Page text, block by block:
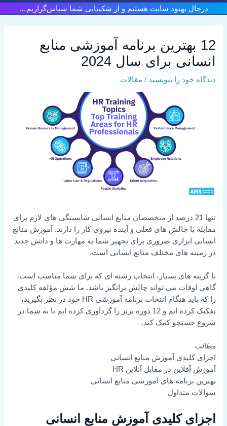
پرش
به
درحال بهبود سایت هستیم و از شکیبایی شما سپاس‌گزاریم…
12 بهترین برنامه آموزشی منابع
انسانی برای سال 2024
دیدگاه‌ خود را بنویسید / مقالات
تنها 21 درصد از متخصصان منابع انسانی شایستگی های لازم برای
مقابله با چالش های فعلی و آینده نیروی کار را دارند. آموزش منابع
انسانی ابزاری ضروری برای تجهیز شما به مهارت ها و دانش جدید
در زمینه های مختلف منابع انسانی است.
با گزینه های بسیار، انتخاب رشته ای که برای شما مناسب است،
گاهی اوقات می تواند چالش برانگیز باشد. ما شش مؤلفه کلیدی
را که باید هنگام انتخاب برنامه آموزشی HR خود در نظر بگیرید،
تفکیک کرده ایم و 12 دوره برتر را گردآوری کرده ایم تا به شما در
شروع جستجو کمک کند.
مطالب
اجزای کلیدی آموزش منابع انسانی
آموزش آفلاین در مقابل آنلاین HR
بهترین برنامه های آموزشی منابع انسانی
سوالات متداول
اجزای کلیدی آموزش منابع انسانی